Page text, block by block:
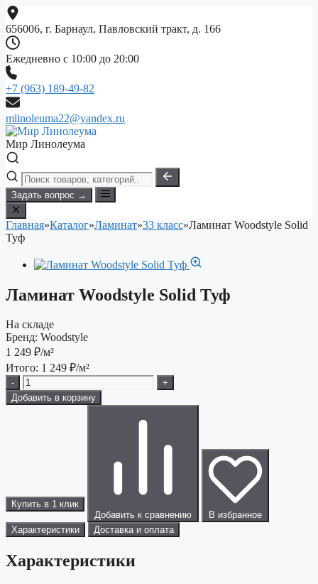
Перейти
к
содержимому
656006, г. Барнаул, Павловский тракт, д. 166
Ежедневно с 10:00 до 20:00
+7 (963) 189-49-82
mlinoleuma22@yandex.ru
Мир Линолеума
Задать вопрос →
Главная»Каталог»Ламинат»33 класс»Ламинат Woodstyle Solid
Туф
Ламинат Woodstyle Solid Туф
На складе
Бренд: Woodstyle
1 249 ₽/м²
Итого: 1 249 ₽/м²
-
+
Добавить в корзину
Купить в 1 клик
Добавить к сравнению
В избранное
Характеристики
Доставка и оплата
Характеристики